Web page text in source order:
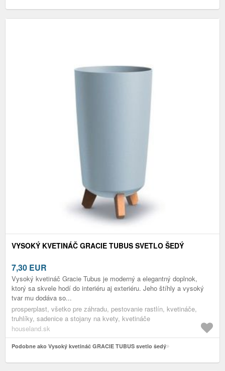
VYSOKÝ KVETINÁČ GRACIE TUBUS SVETLO ŠEDÝ
7,30 EUR
Vysoký kvetináč Gracie Tubus je moderný a elegantný doplnok,
ktorý sa skvele hodí do interiéru aj exteriéru. Jeho štíhly a vysoký
tvar mu dodáva so...
prosperplast, všetko pre záhradu, pestovanie rastlín, kvetináče,
truhlíky, sadenice a stojany na kvety, kvetináče
houseland.sk
Podobne ako Vysoký kvetináč GRACIE TUBUS svetlo šedý